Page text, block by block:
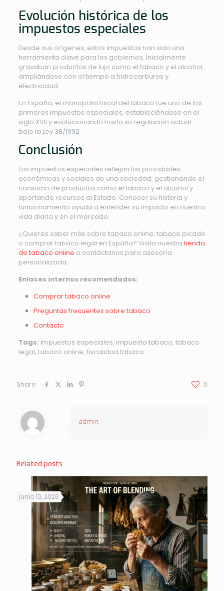
Evolución histórica de los
impuestos especiales
Desde sus orígenes, estos impuestos han sido una
herramienta clave para los gobiernos. Inicialmente
gravaban productos de lujo como el tabaco y el alcohol,
ampliándose con el tiempo a hidrocarburos y
electricidad.
En España, el monopolio fiscal del tabaco fue uno de los
primeros impuestos especiales, estableciéndose en el
siglo XVII y evolucionando hasta su regulación actual
bajo la Ley 38/1992.
Conclusión
Los impuestos especiales reflejan las prioridades
económicas y sociales de una sociedad, gestionando el
consumo de productos como el tabaco y el alcohol y
aportando recursos al Estado. Conocer su historia y
funcionamiento ayuda a entender su impacto en nuestra
vida diaria y en el mercado.
¿Quieres saber más sobre tabaco online, tabaco picado
o comprar tabaco legal en España? Visita nuestra tienda
de tabaco online o contáctanos para asesoría
personalizada.
Enlaces internos recomendados:
Comprar tabaco online
Preguntas frecuentes sobre tabaco
Contacto
Tags: impuestos especiales, impuesto tabaco, tabaco
legal, tabaco online, fiscalidad tabaco.
Share 0
admin
Related posts
junio 10, 2026